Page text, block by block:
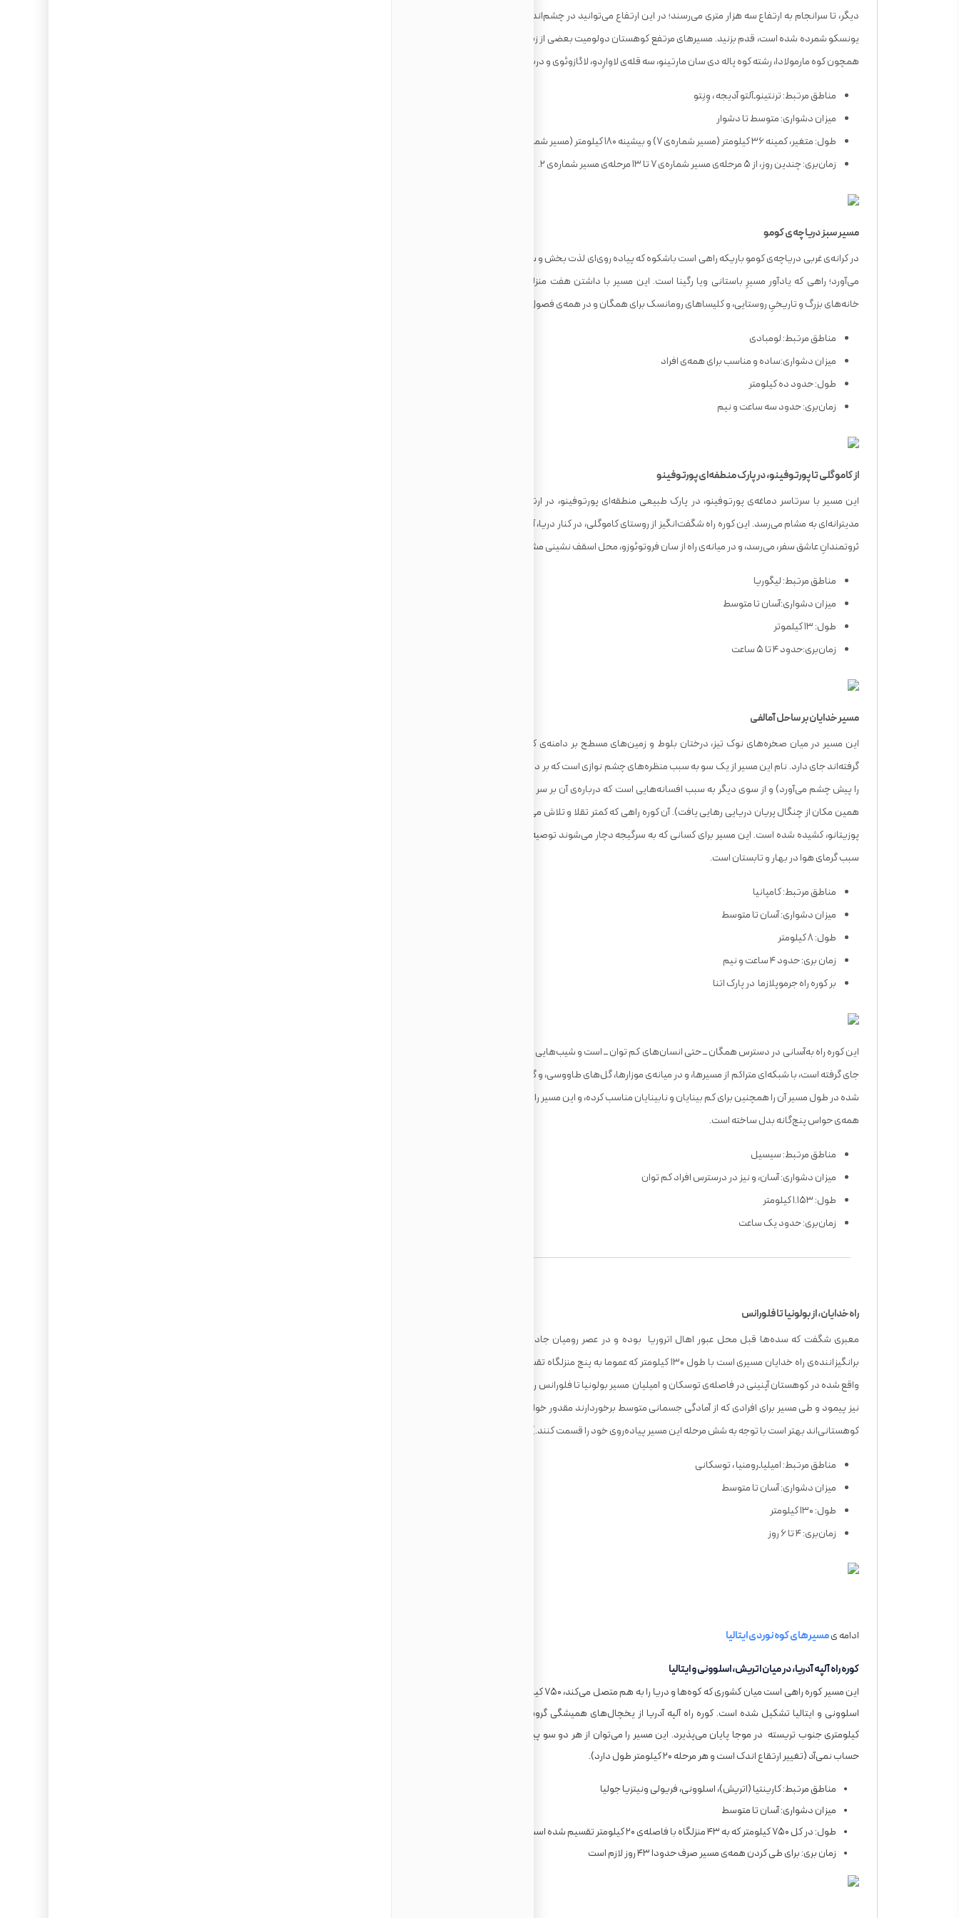
دیگر، تا سرانجام به ارتفاع سه هزار متری می‌رسند؛ در این ارتفاع می‌توانید در چشم‌انداز نفس‌گیر این کوهستان، که میراث جهانی
یونسکو شمرده شده است، قدم بزنید. مسیرهای مرتفع کوهستان دولومیت بعضی از زیباترین مکان‌ها را پیش چشم شما می‌آورد.
همچون کوه مارمولادا، رشته‌ کوه پاله دی سان مارتینو، سه قله‌ی لاوارِدو، لاگازوئوی و دریاچه‌ی برایِس.
مناطق مرتبط: ترنتینو‌ـ‌آلتو آدیجه ، وِنِتو
میزان دشواری: متوسط تا دشوار
طول: متغیر، کمینه ۳۶ کیلومتر (مسیر شماره‌ی ۷) و بیشینه ۱۸۰ کیلومتر (مسیر شماره‌ی ۲ و ۶)
زمان‌بری: چندین روز، از ۵ مرحله‌ی مسیر شماره‌ی ۷ تا ۱۳ مرحله‌ی مسیر شماره‌ی ۲.
مسیر سبز دریاچه‌ی کومو
در کرانه‌ی غربی دریاچه‌ی کومو باریکه‌ راهی است باشکوه که پیاده‌ روی‌ای لذت ‌بخش و سراسر منظره را از کولونو تا گریانته به ارمغان
می‌آورد؛ راهی که یادآور مسیرِ باستانی ویا رگینا است. این مسیر با داشتن هفت منزلگاه در میان روستاهای کوچک ماهیگیری،
خانه‌های بزرگ و تاریخیِ روستایی، و کلیساهای رومانسک برای همگان و در همه‌ی فصول مسیری است مناسب.
مناطق مرتبط: لومبادی
میزان دشواری:ساده و مناسب برای همه‌ی افراد
طول: حدود ده کیلومتر
زمان‌بری: حدود سه ساعت و نیم
از کاموگلی تا پورتوفینو، در پارک منطفه‌ای پورتوفینو
این مسیر با سرتاسر دماغه‌ی پورتوفینو، در پارک طبیعی منطقه‌ای پورتوفینو، در ارتباط است و در آن عطر و بوی بوته‌ زارهای
مدیترانه‌ای به مشام می‌رسد. این کوره ‌راه شگفت‌انگیز از روستای کاموگلی، در کنار دریا، آغاز می‌شد و به پورتوفینو، اقامتگاه محبوب
ثروتمندانِ عاشق سفر، می‌رسد، و در میانه‌ی راه از سان فروتوئوزو، محل اسقف ‌نشینی مشهور به همین نام، گذر می‌کند.
مناطق مرتبط: لیگوریا
میزان دشواری:آسان تا متوسط
طول: ۱۳ کیلموتر
زمان‌بری:حدود ۴ تا ۵ ساعت
مسیر خدایان بر ساحل آمالفی
این مسیر در میان صخره‌های نوک ‌تیز، درختان بلوط و زمین‌های مسطح بر دامنه‌ی کوه که ساحل‌های آمالفی و سورنتو را در بر
گرفته‌اند جای دارد. نام این مسیر از یک سو به‌ سبب منظره‌های چشم ‌نوازی است که بر دریا دارد (و تا صخره‌های فاراگلیونی در کاپری
را پیش چشم می‌آورد) و از سوی دیگر به ‌سبب افسانه‌هایی است که درباره‌ی آن بر سر زبان‌ها است (اولیس در اودیسه‌ی هومر در
همین مکان از چنگال پریان دریایی رهایی یافت). آن کوره‌ راهی که کمتر تقلا و تلاش می‌طلبد از آگرولا تا نوکله، روستایی در ناحیه‌ی
پوزیتانو، کشیده شده است. این مسیر برای کسانی که به سرگیجه دچار می‌شوند توصیه نمی‌شود و بهترین زمان استفاده از آن به
‌سبب گرمای هوا در بهار و تابستان است.
مناطق مرتبط: کامپانیا
میزان دشواری: آسان تا متوسط
طول: ۸ کیلومتر
زمان ‌بری: حدود ۴ ساعت و نیم
بر کوره ‌راه جرموپلازما در پارک اتنا
جای گرفته است، با شبکه‌ای متراکم از مسیرها، و در میانه‌ی موزارها، گل‌های طاووسی، و گیاهان دارویی. احجام اطلاع ‌دهنده‌ی نصب
‌شده در طول مسیر آن را همچنین برای کم ‌بینایان و نابینایان مناسب کرده، و این مسیر را به راستی به مسیری درگیر با طبیعت از طریق
همه‌ی حواس پنج‌گانه بدل ساخته است.
مناطق مرتبط: سیسیل
میزان دشواری: آسان، و نیز در درسترس افراد کم ‌توان
طول: ۱.۱۵۳ کیلومتر
زمان‌بری: حدود یک ساعت
راه خدایان، از بولونیا تا فلورانس
معبری شگفت که سده‌ها قبل محل عبور اهال اتروریا بوده و در عصر رومیان جاده‌ای نظامی به حساب می‌آمده است. مسیر
برانگیزاننده‌ی راه خدایان مسیری است با طول ۱۳۰ کیلومتر که عموما به پنج منزلگاه تقسیم می‌شود؛ این مسیر از طریق جنگل‌های
واقع شده در کوهستان آپنینی در فاصله‌ی توسکان و امیلیان مسیر بولونیا تا فلورانس را طی می‌کند. این مسیر را می‌توان با دوچرخه
نیز پیمود و طی مسیر برای افرادی که از آمادگی جسمانی متوسط برخوردارند مقدور خواهد بود. (آنانی که در آغاز راه پیاده‌ روی‌های
کوهستانی‌اند بهتر است با توجه به شش مرحله این مسیر پیاده‌روی خود را قسمت کنند.)
مناطق مرتبط: امیلیا‌ـ‌رومنیا ، توسکانی
میزان دشواری: آسان تا متوسط
طول: ۱۳۰ کیلومتر
زمان‌بری: ۴ تا ۶ روز
ادامه یمسیرهایکوه نوردی ایتالیا
کوره‌ راه آلپه آدریا، در میان اتریش، اسلوونی و ایتالیا
اسلوونی و ایتالیا تشکیل شده است. کوره‌ راه آلپه آدریا از یخچال‌های همیشگی گروس‌ گلوکنر در کارینتیا آغاز می‌شود و در ده
کیلومتری جنوب تریسته در موجا پایان می‌پذیرد. این مسیر را می‌توان از هر دو سو پیمود و از نظر فنی مسیری چندان دشوار به
حساب نمی‌آد (تغییر ارتقاع اندک است و هر مرحله ۲۰ کیلومتر طول دارد).
مناطق مرتبط: کارینتیا (اتریش)، اسلوونی، فریولی ونیتزیا جولیا
میزان دشواری: آسان تا متوسط
طول: در کل ۷۵۰ کیلومتر که به ۴۳ منزلگاه با فاصله‌ی ۲۰ کیلومتر تقسیم شده است
زمان ‌بری: برای طی کردن همه‌ی مسیر صرف حدودا ۴۳ روز لازم است